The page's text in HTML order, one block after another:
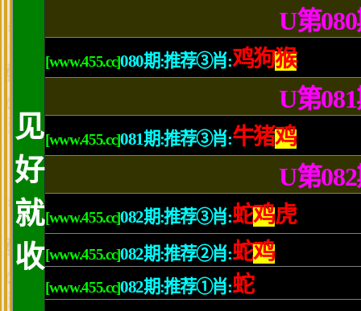
上一篇：没有了 下一篇：美丽新校园